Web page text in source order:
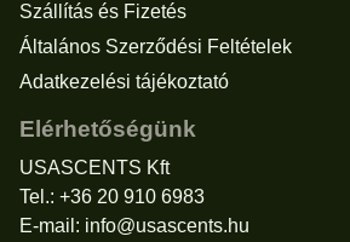
Szállítás és Fizetés
Általános Szerződési Feltételek
Adatkezelési tájékoztató
Elérhetőségünk
USASCENTS Kft
Tel.: +36 20 910 6983
E-mail: info@usascents.hu